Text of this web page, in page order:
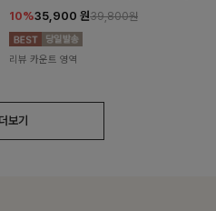
10%35,900 원39,800원
리뷰 카운트 영역
더보기